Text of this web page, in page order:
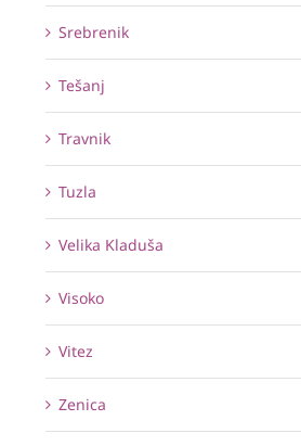
Srebrenik
Tešanj
Travnik
Tuzla
Velika Kladuša
Visoko
Vitez
Zenica